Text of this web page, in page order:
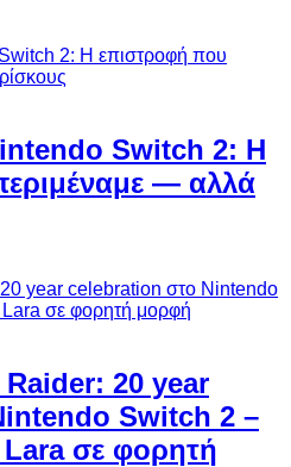
Switch 2: Η
— αλλά
20 year
Switch 2 –
σε φορητή